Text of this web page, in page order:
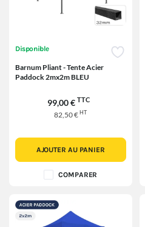
Disponible
Barnum Pliant - Tente Acier
Paddock 2mx2m BLEU
99,00 € TTC
82,50 €HT
AJOUTER AU PANIER
COMPARER